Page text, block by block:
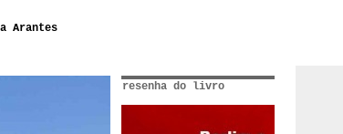
Arantes
resenha do livro